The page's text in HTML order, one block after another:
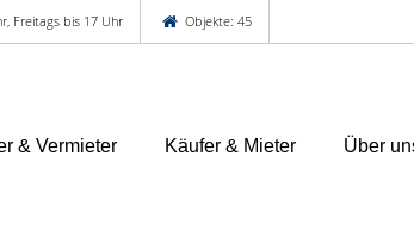
Freitags bis 17 Uhr Objekte: 45
& Vermieter Käufer & Mieter Über